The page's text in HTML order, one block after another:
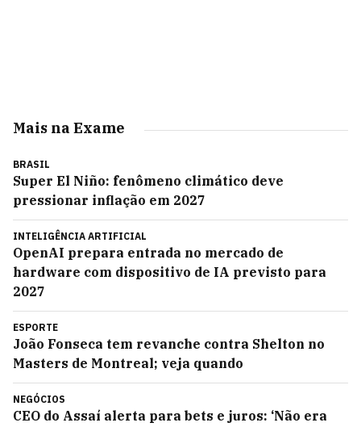
Mais na Exame
BRASIL
Super El Niño: fenômeno climático deve
pressionar inflação em 2027
INTELIGÊNCIA ARTIFICIAL
OpenAI prepara entrada no mercado de
hardware com dispositivo de IA previsto para
2027
ESPORTE
João Fonseca tem revanche contra Shelton no
Masters de Montreal; veja quando
NEGÓCIOS
CEO do Assaí alerta para bets e juros: ‘Não era